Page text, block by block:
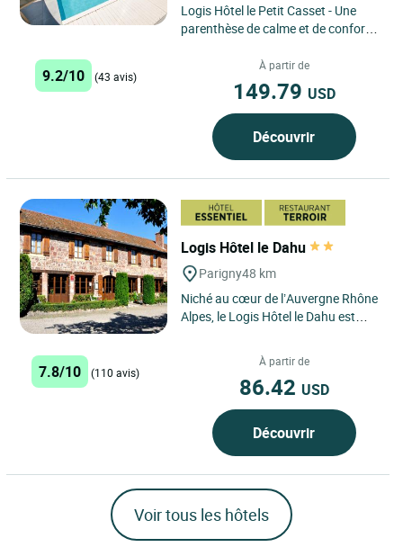
Logis Hôtel le Petit Casset - Une
parenthèse de calme et de confort,
de Lyon et de l’Ain. ...
9.2/10 (43 avis)
À partir de
149.79 USD
Découvrir
Logis Hôtel le Dahu
Parigny48 km
Niché au cœur de l’Auvergne Rhône
Alpes, le Logis Hôtel le Dahu est
7.8/10 (110 avis)
À partir de
86.42 USD
Découvrir
Voir tous les hôtels